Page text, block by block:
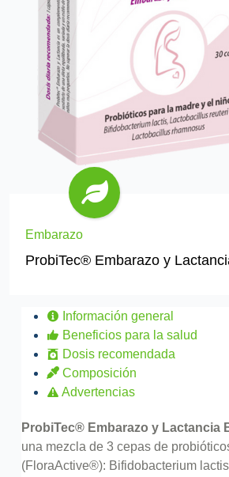
Embarazo
ProbiTec® Embarazo y
Información general
Beneficios para la salud
Dosis recomendada
Composición
Advertencias
ProbiTec® Embarazo y Lactancia
una mezcla de 3 cepas de
(FloraActive®): Bifidobacterium